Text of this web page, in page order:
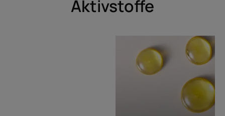
Textur Recycling
Eine ikonische Textur mit Biosphären, die wie Mikroschwämme
aussehen und 3 ätherische Öle enthalten. Sie platzen sanft aus
der Emulsion und geben ihre stimulierenden Eigenschaften
Aktivstoffe